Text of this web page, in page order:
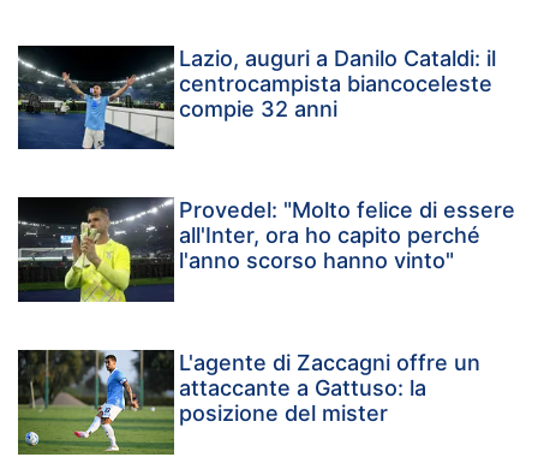
Lazio, auguri a Danilo Cataldi: il
centrocampista biancoceleste
compie 32 anni
Provedel: "Molto felice di essere
all'Inter, ora ho capito perché
l'anno scorso hanno vinto"
L'agente di Zaccagni offre un
attaccante a Gattuso: la
posizione del mister